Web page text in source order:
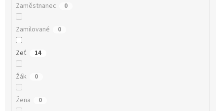
Zaměstnanec 0
Zamilované 0
Zeť 14
Žák 0
Žena 0